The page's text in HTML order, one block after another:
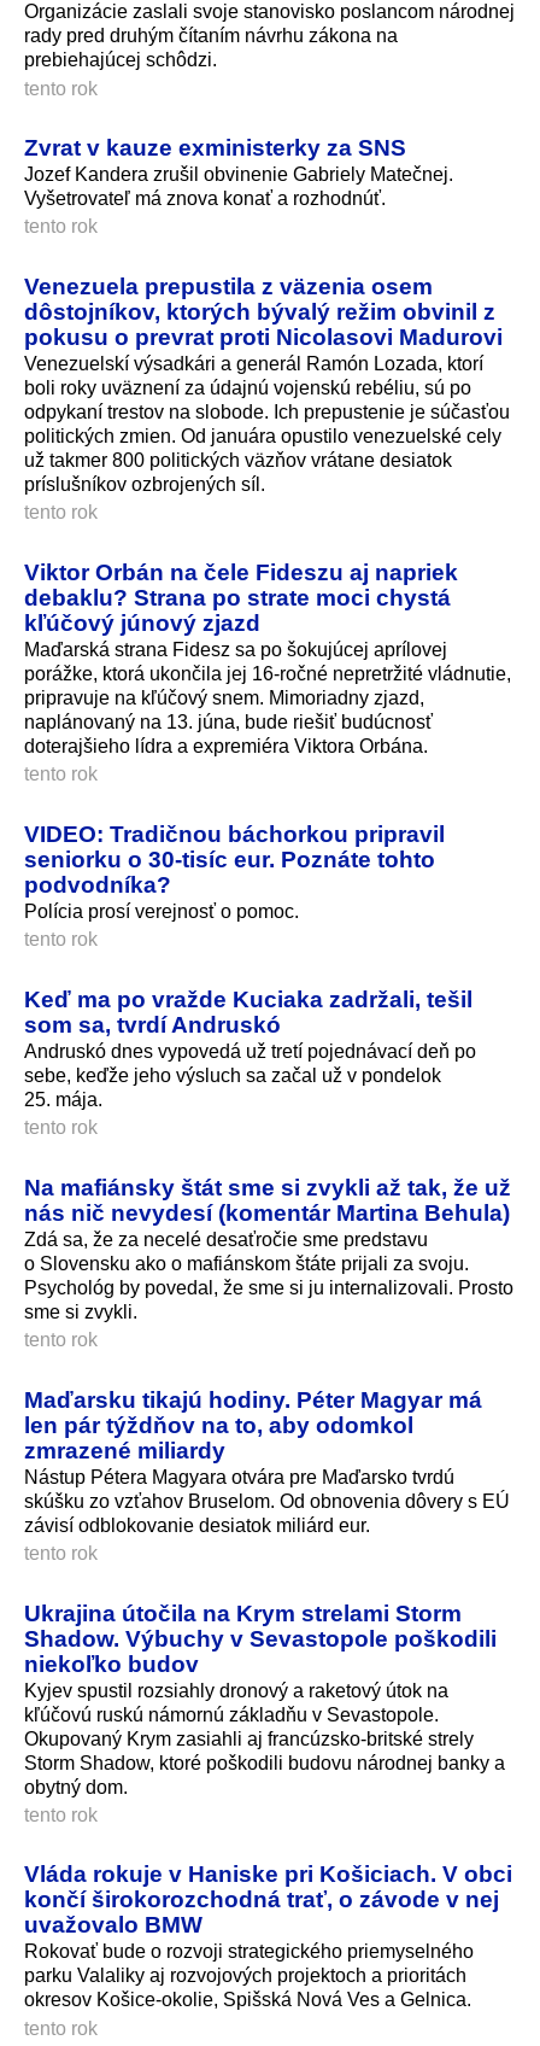
Organizácie zaslali svoje stanovisko poslancom národnej
rady pred druhým čítaním návrhu zákona na
prebiehajúcej schôdzi.
tento rok
Zvrat v kauze exministerky za SNS
Jozef Kandera zrušil obvinenie Gabriely Matečnej.
Vyšetrovateľ má znova konať a rozhodnúť.
tento rok
Venezuela prepustila z väzenia osem
dôstojníkov, ktorých bývalý režim obvinil z
pokusu o prevrat proti Nicolasovi Madurovi
Venezuelskí výsadkári a generál Ramón Lozada, ktorí
boli roky uväznení za údajnú vojenskú rebéliu, sú po
odpykaní trestov na slobode. Ich prepustenie je súčasťou
politických zmien. Od januára opustilo venezuelské cely
už takmer 800 politických väzňov vrátane desiatok
príslušníkov ozbrojených síl.
tento rok
Viktor Orbán na čele Fideszu aj napriek
debaklu? Strana po strate moci chystá
kľúčový júnový zjazd
Maďarská strana Fidesz sa po šokujúcej aprílovej
porážke, ktorá ukončila jej 16-ročné nepretržité vládnutie,
pripravuje na kľúčový snem. Mimoriadny zjazd,
naplánovaný na 13. júna, bude riešiť budúcnosť
doterajšieho lídra a expremiéra Viktora Orbána.
tento rok
VIDEO: Tradičnou báchorkou pripravil
seniorku o 30-tisíc eur. Poznáte tohto
podvodníka?
Polícia prosí verejnosť o pomoc.
tento rok
Keď ma po vražde Kuciaka zadržali, tešil
som sa, tvrdí Andruskó
Andruskó dnes vypovedá už tretí pojednávací deň po
sebe, keďže jeho výsluch sa začal už v pondelok
25. mája.
tento rok
Na mafiánsky štát sme si zvykli až tak, že už
nás nič nevydesí (komentár Martina Behula)
Zdá sa, že za necelé desaťročie sme predstavu
o Slovensku ako o mafiánskom štáte prijali za svoju.
Psychológ by povedal, že sme si ju internalizovali. Prosto
sme si zvykli.
tento rok
Maďarsku tikajú hodiny. Péter Magyar má
len pár týždňov na to, aby odomkol
zmrazené miliardy
Nástup Pétera Magyara otvára pre Maďarsko tvrdú
skúšku zo vzťahov Bruselom. Od obnovenia dôvery s EÚ
závisí odblokovanie desiatok miliárd eur.
tento rok
Ukrajina útočila na Krym strelami Storm
Shadow. Výbuchy v Sevastopole poškodili
niekoľko budov
Kyjev spustil rozsiahly dronový a raketový útok na
kľúčovú ruskú námornú základňu v Sevastopole.
Okupovaný Krym zasiahli aj francúzsko-britské strely
Storm Shadow, ktoré poškodili budovu národnej banky a
obytný dom.
tento rok
Vláda rokuje v Haniske pri Košiciach. V obci
končí širokorozchodná trať, o závode v nej
uvažovalo BMW
Rokovať bude o rozvoji strategického priemyselného
parku Valaliky aj rozvojových projektoch a prioritách
okresov Košice-okolie, Spišská Nová Ves a Gelnica.
tento rok